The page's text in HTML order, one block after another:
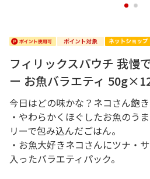
1 2
フィリックスパウチ 我慢
ー お魚バラエティ
今日はどの味かな？ネコさん飽き
・やわらかくほぐしたお魚のう
リーで包み込んだごはん。
・お魚大好きネコさんにツナ・
入ったバラエティパック。